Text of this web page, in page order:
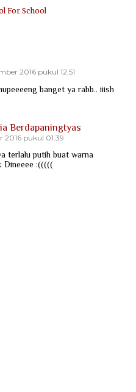
For School
2016 pukul 12.51
banget ya rabb.. iiish
Berdapaningtyas
2016 pukul 01.39
terlalu putih buat warna
Dineeee :(((((